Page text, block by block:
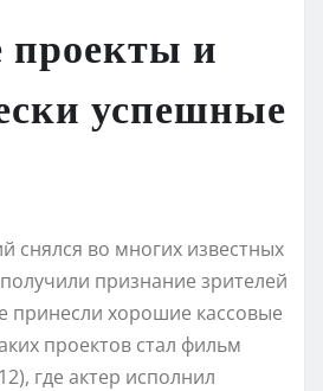
и
успешные
снялся во многих известных
признание зрителей
принесли хорошие кассовые
проектов стал фильм
где актер исполнил